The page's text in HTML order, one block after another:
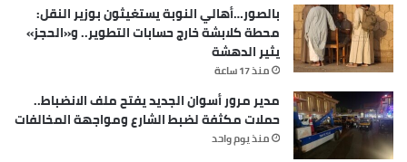
بالصور…أهالي النوبة يستغيثون بوزير النقل:
محطة كلابشة خارج حسابات التطوير.. و«الحجز»
يثير الدهشة
منذ 17 ساعة
مدير مرور أسوان الجديد يفتح ملف الانضباط..
حملات مكثفة لضبط الشارع ومواجهة المخالفات
منذ يوم واحد